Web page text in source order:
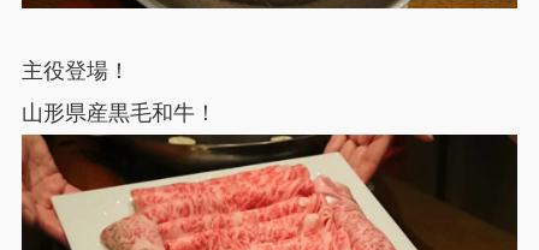
主役登場！
山形県産黒毛和牛！